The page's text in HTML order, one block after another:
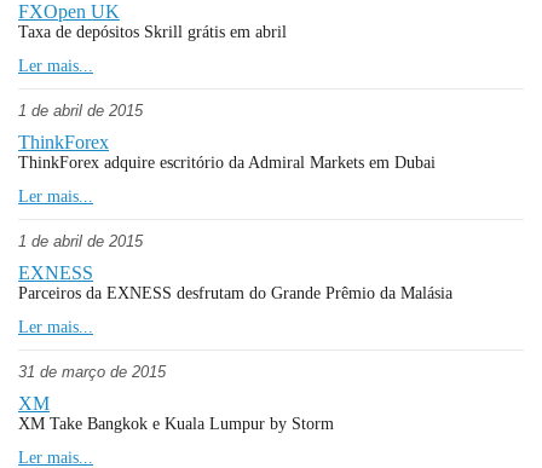
FXOpen UK
Taxa de depósitos Skrill grátis em abril
Ler mais...
1 de abril de 2015
ThinkForex
ThinkForex adquire escritório da Admiral Markets em Dubai
Ler mais...
1 de abril de 2015
EXNESS
Parceiros da EXNESS desfrutam do Grande Prêmio da Malásia
Ler mais...
31 de março de 2015
XM
XM Take Bangkok e Kuala Lumpur by Storm
Ler mais...